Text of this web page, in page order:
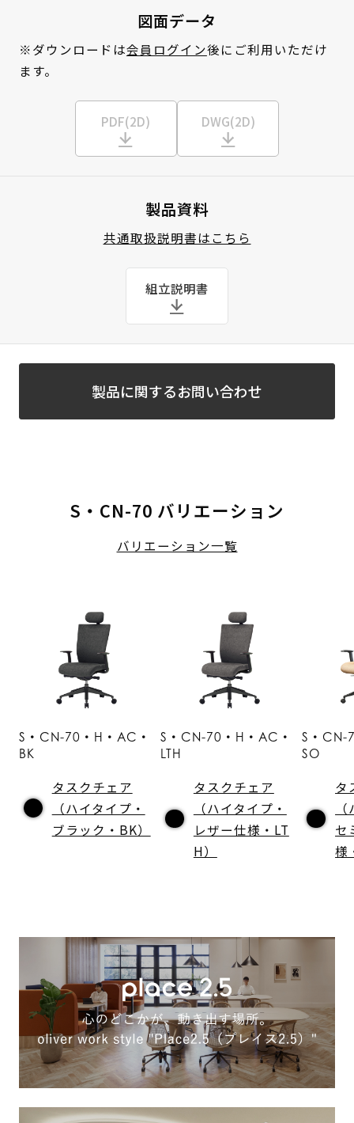
図面データ
※ダウンロードは会員ログイン後にご利用いただけ
ます。
PDF(2D) DWG(2D)
製品資料
共通取扱説明書はこちら
組立説明書
製品に関するお問い合わせ
S・CN-70 バリエーション
バリエーション一覧
S・CN-70・H・AC・
BK
タスクチェア
（ハイタイプ・
ブラック・BK）
S・CN-70・H・AC・
LTH
タスクチェア
（ハイタイプ・
レザー仕様・LT
H）
S・CN-
SO
タ
セ
様